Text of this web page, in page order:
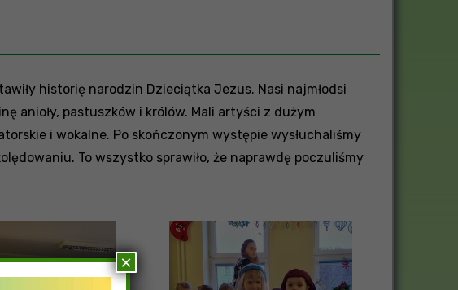
historię narodzin Dzieciątka Jezus. Nasi najmłodsi
anioły, pastuszków i królów. Mali artyści z dużym
i wokalne. Po skończonym występie wysłuchaliśmy
To wszystko sprawiło, że naprawdę poczuliśmy
×